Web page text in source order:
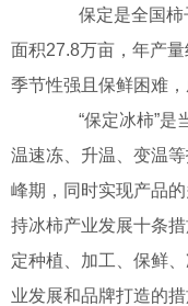
保定是全国柿
面积27.8万亩，年产
季节性强且保鲜困难
“保定冰柿”是
温速冻、升温、变温
峰期，同时实现产品
持冰柿产业发展十条
定种植、加工、保鲜
业发展和品牌打造的